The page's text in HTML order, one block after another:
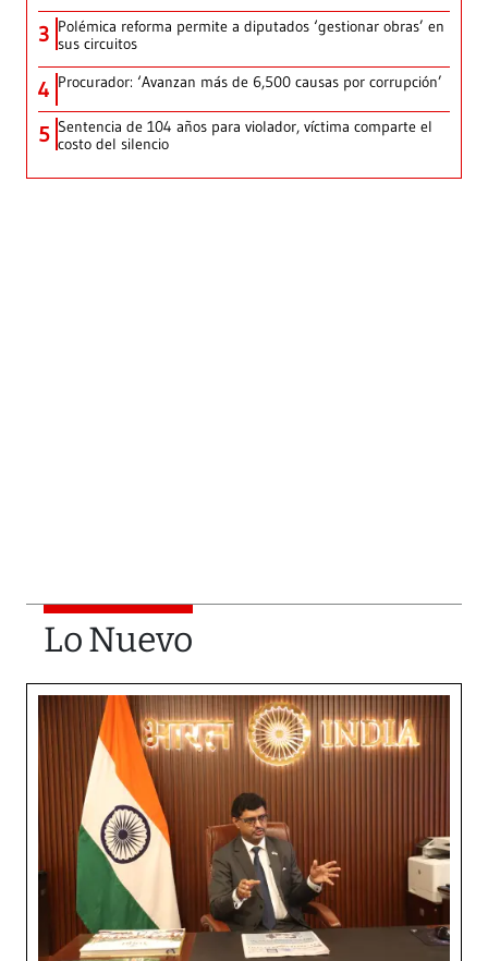
3 Polémica reforma permite a diputados ‘gestionar obras’ en
sus circuitos
4 Procurador: ‘Avanzan más de 6,500 causas por corrupción’
5 Sentencia de 104 años para violador, víctima comparte el
costo del silencio
Lo Nuevo